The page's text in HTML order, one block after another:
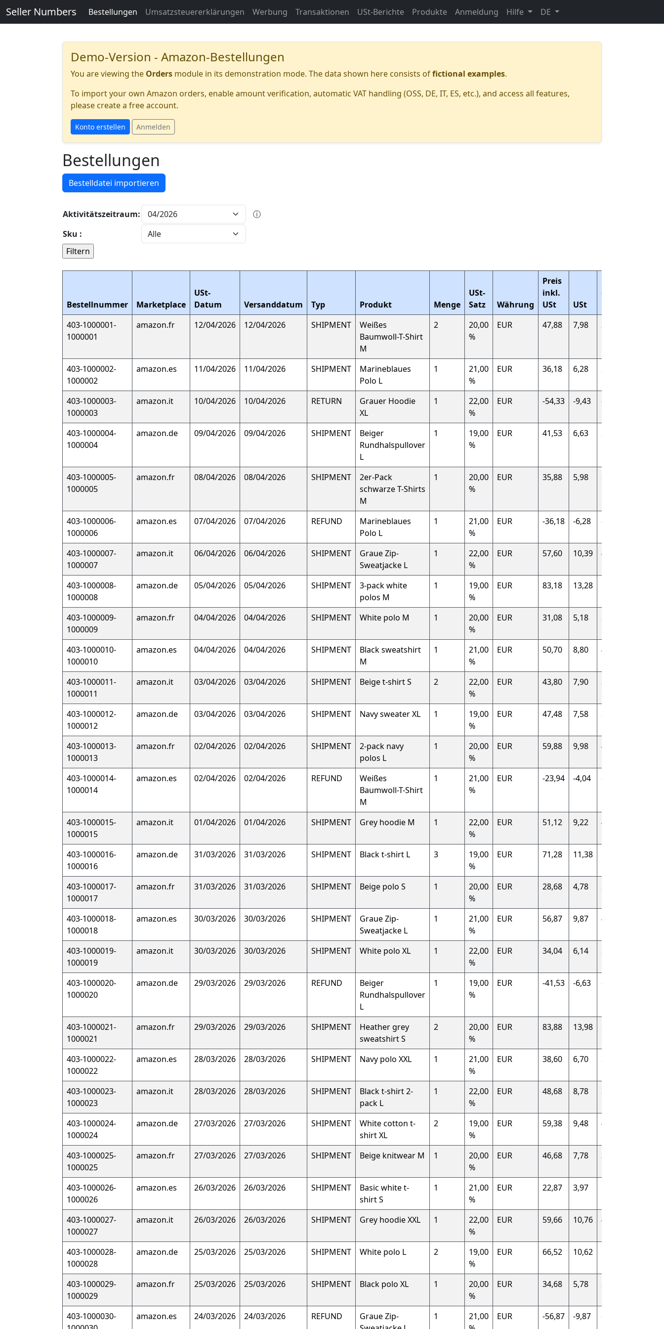
Seller Numbers Bestellungen Umsatzsteuererklärungen Werbung Transaktionen USt-Berichte Produkte Anmeldung Hilfe DE
Demo-Version - Amazon-Bestellungen
You are viewing the Orders module in its demonstration mode. The data shown here consists offictional examples.
To import your own Amazon orders, enable amount verification, automatic VAT handling (OSS, DE, IT, ES, etc.), and access all features,
please create a free account.
Konto erstellen Anmelden
Bestellungen
Bestelldatei importieren
Aktivitätszeitraum:
ⓘ
Sku :
Bestellnummer Marketplace
USt-
Datum
Versanddatum Typ Produkt Menge
USt-
Satz
Währung
Preis
inkl.
USt
USt
exkl.
403-1000001-
1000001
amazon.fr 12/04/2026 12/04/2026 SHIPMENT
Weißes
Baumwoll-T-Shirt
M
2
20,00
%
EUR 47,88 7,98 39,90
403-1000002-
1000002
amazon.es 11/04/2026 11/04/2026 SHIPMENT
Marineblaues
Polo L
1
21,00
%
EUR 36,18 6,28 29,90
403-1000003-
1000003
amazon.it 10/04/2026 10/04/2026 RETURN
Grauer Hoodie
XL
1
22,00
%
EUR -54,33 -9,43 -44,90
403-1000004-
1000004
amazon.de 09/04/2026 09/04/2026 SHIPMENT
Beiger
Rundhalspullover
L
1
19,00
%
EUR 41,53 6,63 34,90
403-1000005-
1000005
amazon.fr 08/04/2026 08/04/2026 SHIPMENT
2er-Pack
schwarze T-Shirts
M
1
20,00
%
EUR 35,88 5,98 29,90
403-1000006-
1000006
amazon.es 07/04/2026 07/04/2026 REFUND
Marineblaues
Polo L
1
21,00
%
EUR -36,18 -6,28 -29,90
403-1000007-
1000007
amazon.it 06/04/2026 06/04/2026 SHIPMENT
Graue Zip-
Sweatjacke L
1
22,00
%
EUR 57,60 10,39 47,21
403-1000008-
1000008
amazon.de 05/04/2026 05/04/2026 SHIPMENT
3-pack white
polos M
1
19,00
%
EUR 83,18 13,28
403-1000009-
1000009
amazon.fr 04/04/2026 04/04/2026 SHIPMENT White polo M 1
20,00
%
EUR 31,08 5,18 25,90
403-1000010-
1000010
amazon.es 04/04/2026 04/04/2026 SHIPMENT
Black sweatshirt
M
1
21,00
%
EUR 50,70 8,80 41,90
403-1000011-
1000011
amazon.it 03/04/2026 03/04/2026 SHIPMENT Beige t-shirt S 2
22,00
%
EUR 43,80 7,90 35,90
403-1000012-
1000012
amazon.de 03/04/2026 03/04/2026 SHIPMENT Navy sweater XL 1
19,00
%
EUR 47,48 7,58 39,90
403-1000013-
1000013
amazon.fr 02/04/2026 02/04/2026 SHIPMENT
2-pack navy
polos L
1
20,00
%
EUR 59,88 9,98 49,90
403-1000014-
1000014
amazon.es 02/04/2026 02/04/2026 REFUND
Weißes
Baumwoll-T-Shirt
M
1
21,00
%
EUR -23,94 -4,04 -19,90
403-1000015-
1000015
amazon.it 01/04/2026 01/04/2026 SHIPMENT Grey hoodie M 1
22,00
%
EUR 51,12 9,22 41,90
403-1000016-
1000016
amazon.de 31/03/2026 31/03/2026 SHIPMENT Black t-shirt L 3
19,00
%
EUR 71,28 11,38
403-1000017-
1000017
amazon.fr 31/03/2026 31/03/2026 SHIPMENT Beige polo S 1
20,00
%
EUR 28,68 4,78 23,90
403-1000018-
1000018
amazon.es 30/03/2026 30/03/2026 SHIPMENT
Graue Zip-
Sweatjacke L
1
21,00
%
EUR 56,87 9,87 47,00
403-1000019-
1000019
amazon.it 30/03/2026 30/03/2026 SHIPMENT White polo XL 1
22,00
%
EUR 34,04 6,14 27,90
403-1000020-
1000020
amazon.de 29/03/2026 29/03/2026 REFUND
Beiger
Rundhalspullover
L
1
19,00
%
EUR -41,53 -6,63 -34,90
403-1000021-
1000021
amazon.fr 29/03/2026 29/03/2026 SHIPMENT
Heather grey
sweatshirt S
2
20,00
%
EUR 83,88 13,98
403-1000022-
1000022
amazon.es 28/03/2026 28/03/2026 SHIPMENT Navy polo XXL 1
21,00
%
EUR 38,60 6,70 31,90
403-1000023-
1000023
amazon.it 28/03/2026 28/03/2026 SHIPMENT
Black t-shirt 2-
pack L
1
22,00
%
EUR 48,68 8,78 39,90
403-1000024-
1000024
amazon.de 27/03/2026 27/03/2026 SHIPMENT
White cotton t-
shirt XL
2
19,00
%
EUR 59,38 9,48 49,90
403-1000025-
1000025
amazon.fr 27/03/2026 27/03/2026 SHIPMENT Beige knitwear M 1
20,00
%
EUR 46,68 7,78 38,90
403-1000026-
1000026
amazon.es 26/03/2026 26/03/2026 SHIPMENT
Basic white t-
shirt S
1
21,00
%
EUR 22,87 3,97
403-1000027-
1000027
amazon.it 26/03/2026 26/03/2026 SHIPMENT Grey hoodie XXL 1
22,00
%
EUR 59,66 10,76 48,90
403-1000028-
1000028
amazon.de 25/03/2026 25/03/2026 SHIPMENT White polo L 2
19,00
%
EUR 66,52 10,62
403-1000029-
1000029
amazon.fr 25/03/2026 25/03/2026 SHIPMENT Black polo XL 1
20,00
%
EUR 34,68 5,78 28,90
403-1000030-
amazon.es 24/03/2026 24/03/2026 REFUND
Graue Zip-
1
21,00
EUR -56,87 -9,87 -47,00